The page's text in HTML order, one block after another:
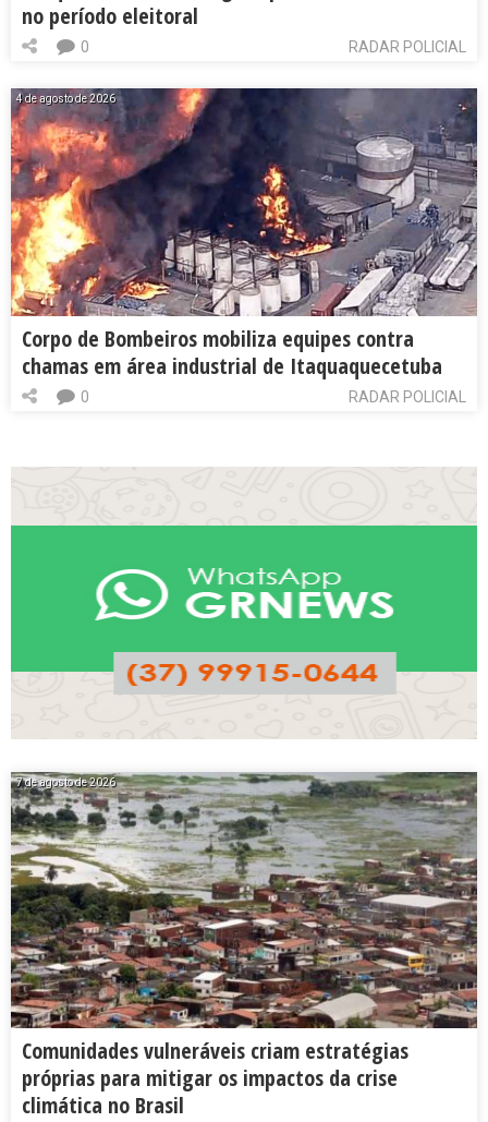
no período eleitoral
RADAR POLICIAL
0
4 de agosto de 2026
Corpo de Bombeiros mobiliza equipes contra
chamas em área industrial de Itaquaquecetuba
RADAR POLICIAL
0
7 de agosto de 2026
Comunidades vulneráveis criam estratégias
próprias para mitigar os impactos da crise
climática no Brasil